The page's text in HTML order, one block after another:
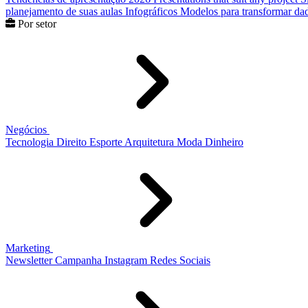
planejamento de suas aulas Infográficos Modelos para transformar
Por setor
Negócios
Tecnologia Direito Esporte Arquitetura Moda Dinheiro
Marketing
Newsletter Campanha Instagram Redes Sociais